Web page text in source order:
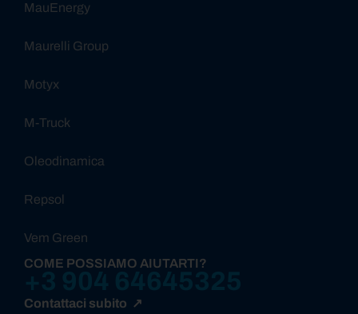
MauEnergy
Maurelli Group
Motyx
M-Truck
Oleodinamica
Repsol
Vem Green
COME POSSIAMO AIUTARTI?
Contattaci subito ↗